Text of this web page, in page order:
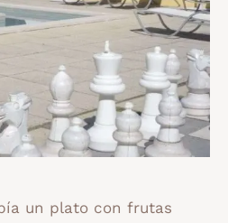
un plato con frutas